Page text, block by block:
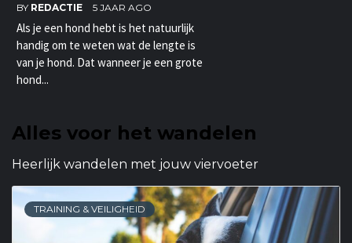
BY REDACTIE 5 JAAR AGO
Als je een hond hebt is het natuurlijk
handig om te weten wat de lengte is
van je hond. Dat wanneer je een grote
hond...
Alles voor het wandelen
Heerlijk wandelen met jouw viervoeter
TRAINING & VEILIGHEID